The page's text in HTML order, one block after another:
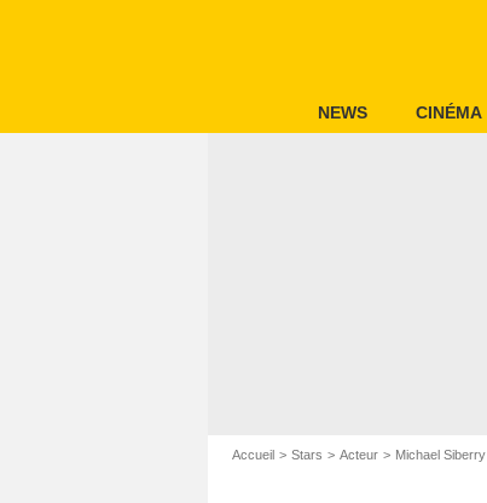
NEWS CINÉMA
Accueil Stars Acteur Michael Siberry